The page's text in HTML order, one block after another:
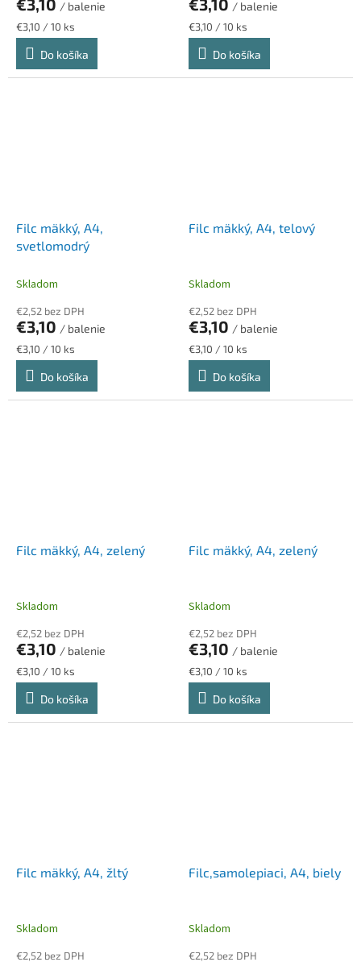
€3,10 / balenie
Jednotková
cena:
€3,10 / 10 ks
Do košíka
€3,10 / balenie
Jednotková
cena:
€3,10 / 10 ks
Do košíka
Filc mäkký, A4,
svetlomodrý
Skladom
€2,52 bez DPH
€3,10 / balenie
Jednotková
cena:
€3,10 / 10 ks
Do košíka
Filc mäkký, A4, telový
Skladom
€2,52 bez DPH
€3,10 / balenie
Jednotková
cena:
€3,10 / 10 ks
Do košíka
Filc mäkký, A4, zelený
Skladom
€2,52 bez DPH
€3,10 / balenie
Jednotková
cena:
€3,10 / 10 ks
Do košíka
Filc mäkký, A4, zelený
Skladom
€2,52 bez DPH
€3,10 / balenie
Jednotková
cena:
€3,10 / 10 ks
Do košíka
Filc mäkký, A4, žltý
Skladom
€2,52 bez DPH
Filc,samolepiaci, A4, biely
Skladom
€2,52 bez DPH